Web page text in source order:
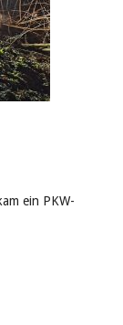
ein PKW-